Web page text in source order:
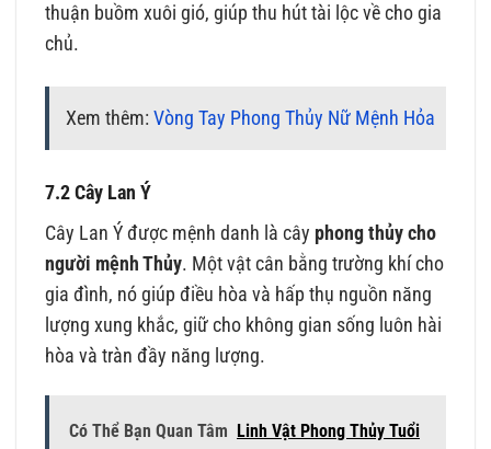
thuận buồm xuôi gió, giúp thu hút tài lộc về cho gia
chủ.
Xem thêm:Vòng Tay Phong Thủy Nữ Mệnh Hỏa
7.2 Cây Lan Ý
Cây Lan Ý được mệnh danh là cây phong thủy cho
người mệnh Thủy. Một vật cân bằng trường khí cho
gia đình, nó giúp điều hòa và hấp thụ nguồn năng
lượng xung khắc, giữ cho không gian sống luôn hài
hòa và tràn đầy năng lượng.
Có Thể Bạn Quan Tâm Linh Vật Phong Thủy Tuổi